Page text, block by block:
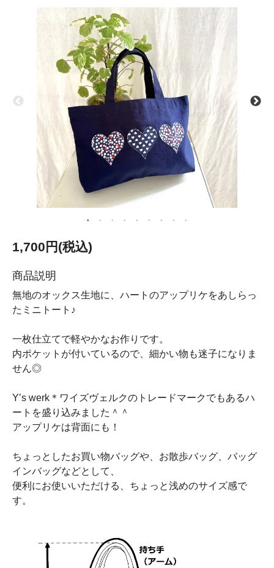
1,700円(税込)
商品説明
無地のオックス生地に、ハートのアップリケをあしらっ
たミニトート♪
一枚仕立てで軽やかなお作りです。
内ポケットが付いているので、細かい物も迷子になりま
せん◎
Y’s werk＊ワイズヴェルクのトレードマークでもあるハ
ートを盛り込みました＾＾
アップリケは背面にも！
ちょっとしたお買い物バッグや、お散歩バッグ、バッグ
インバッグなどとして、
便利にお使いいただける、ちょっと浅めのサイズ感で
す。